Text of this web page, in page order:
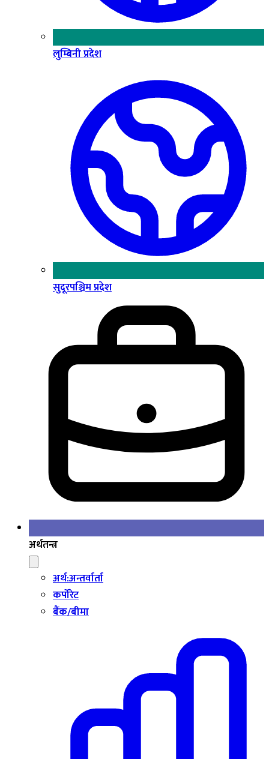
लुम्बिनी प्रदेश
सुदूरपश्चिम प्रदेश
अर्थतन्त्र
अर्थ:अन्तर्वार्ता
कर्पोरेट
बैंक/बीमा